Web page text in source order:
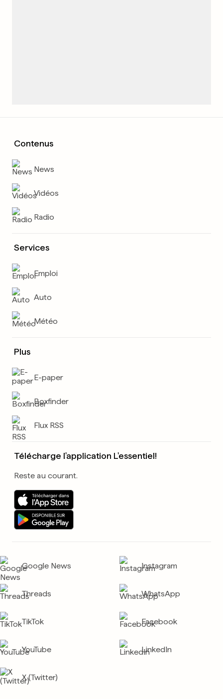
Contenus
News
Vidéos
Radio
Services
Emploi
Auto
Météo
Plus
E-paper
Boxfinder
Flux RSS
Télécharge l'application L'essentiel!
Reste au courant.
Google News Instagram
Threads WhatsApp
TikTok Facebook
YouTube LinkedIn
X (Twitter)